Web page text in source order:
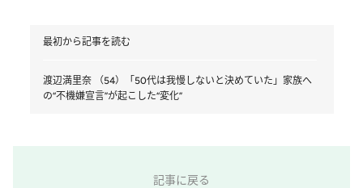
最初から記事を読む
渡辺満里奈 （54）「50代は我慢しないと決めていた」家族へ
の“不機嫌宣言”が起こした“変化”
記事に戻る